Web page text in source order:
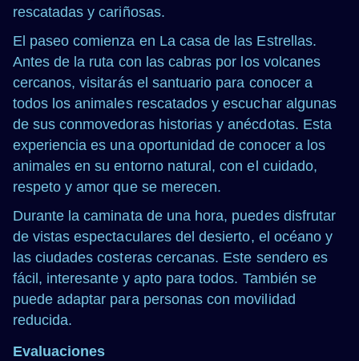
rescatadas y cariñosas.
El paseo comienza en La casa de las Estrellas.
Antes de la ruta con las cabras por los volcanes
cercanos, visitarás el santuario para conocer a
todos los animales rescatados y escuchar algunas
de sus conmovedoras historias y anécdotas. Esta
experiencia es una oportunidad de conocer a los
animales en su entorno natural, con el cuidado,
respeto y amor que se merecen.
Durante la caminata de una hora, puedes disfrutar
de vistas espectaculares del desierto, el océano y
las ciudades costeras cercanas. Este sendero es
fácil, interesante y apto para todos. También se
puede adaptar para personas con movilidad
reducida.
Evaluaciones